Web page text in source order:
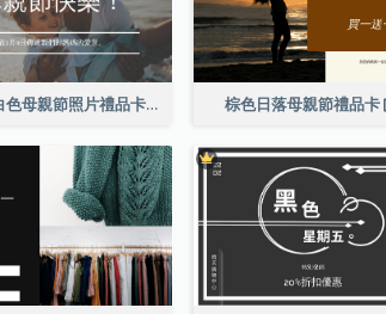
簡單的白色母親節照片禮品卡 棕色日落母親節禮品卡